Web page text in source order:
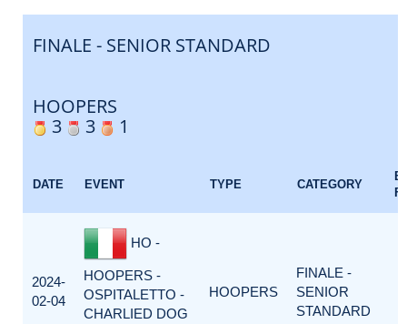
FINALE - SENIOR STANDARD
HOOPERS
3
3 1
DATE EVENT TYPE CATEGORY
2024-
02-04
HO -
HOOPERS -
OSPITALETTO -
CHARLIED DOG
HOOPERS
FINALE -
SENIOR
STANDARD